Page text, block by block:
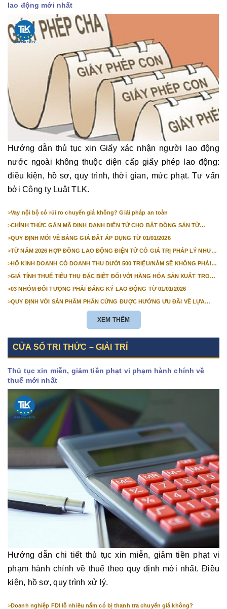
lao động mới nhất
Hướng dẫn thủ tục xin Giấy xác nhận người lao động
nước ngoài không thuộc diện cấp giấy phép lao động:
điều kiện, hồ sơ, quy trình, thời gian, mức phạt. Tư vấn
bởi Công ty Luật TLK.
>Vay nội bộ có rủi ro chuyển giá không? Giải pháp an toàn
>CHÍNH THỨC GẮN MÃ ĐỊNH DANH ĐIỆN TỬ CHO BẤT ĐỘNG SẢN TỪ
>QUY ĐỊNH MỚI VỀ BẢNG GIÁ ĐẤT ÁP DỤNG TỪ 01/01/2026
>TỪ NĂM 2026 HỢP ĐỒNG LAO ĐỘNG ĐIỆN TỬ CÓ GIÁ TRỊ PHÁP LÝ NHƯ
>HỘ KINH DOANH CÓ DOANH THU DƯỚI 500 TRIỆU/NĂM SẼ KHÔNG PHẢI
>GIÁ TÍNH THUẾ TIÊU THỤ ĐẶC BIỆT ĐỐI VỚI HÀNG HÓA SẢN XUẤT TRONG
>03 NHÓM ĐỐI TƯỢNG PHẢI ĐĂNG KÝ LAO ĐỘNG TỪ 01/01/2026
>QUY ĐỊNH VỚI SẢN PHẨM PHẦN CỨNG ĐƯỢC HƯỞNG ƯU ĐÃI VỀ LỰA
XEM THÊM
CỬA SỔ TRI THỨC – GIẢI TRÍ
Thủ tục xin miễn, giảm tiền phạt vi phạm hành chính về
thuế mới nhất
Hướng dẫn chi tiết thủ tục xin miễn, giảm tiền phạt vi
phạm hành chính về thuế theo quy định mới nhất. Điều
kiện, hồ sơ, quy trình xử lý.
>Doanh nghiệp FDI lỗ nhiều năm có bị thanh tra chuyển giá không?